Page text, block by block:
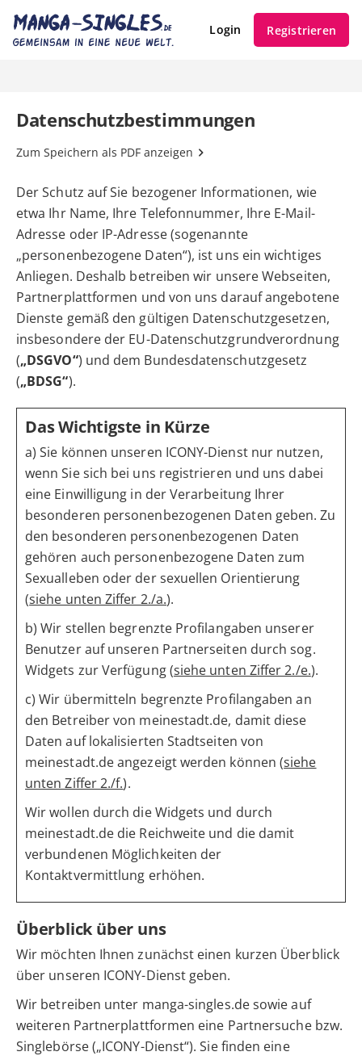
Login Registrieren
Datenschutzbestimmungen
Zum Speichern als PDF anzeigen
Der Schutz auf Sie bezogener Informationen, wie
etwa Ihr Name, Ihre Telefonnummer, Ihre E-Mail-
Adresse oder IP-Adresse (sogenannte
„personenbezogene Daten“), ist uns ein wichtiges
Anliegen. Deshalb betreiben wir unsere Webseiten,
Partnerplattformen und von uns darauf angebotene
Dienste gemäß den gültigen Datenschutzgesetzen,
insbesondere der EU-Datenschutzgrundverordnung
(„DSGVO“) und dem Bundesdatenschutzgesetz
(„BDSG“).
Das Wichtigste in Kürze
a) Sie können unseren ICONY-Dienst nur nutzen,
wenn Sie sich bei uns registrieren und uns dabei
eine Einwilligung in der Verarbeitung Ihrer
besonderen personenbezogenen Daten geben. Zu
den besonderen personenbezogenen Daten
gehören auch personenbezogene Daten zum
Sexualleben oder der sexuellen Orientierung
(siehe unten Ziffer 2./a.).
b) Wir stellen begrenzte Profilangaben unserer
Benutzer auf unseren Partnerseiten durch sog.
Widgets zur Verfügung (siehe unten Ziffer 2./e.).
c) Wir übermitteln begrenzte Profilangaben an
den Betreiber von meinestadt.de, damit diese
Daten auf lokalisierten Stadtseiten von
meinestadt.de angezeigt werden können (siehe
unten Ziffer 2./f.).
Wir wollen durch die Widgets und durch
meinestadt.de die Reichweite und die damit
verbundenen Möglichkeiten der
Kontaktvermittlung erhöhen.
Überblick über uns
Wir möchten Ihnen zunächst einen kurzen Überblick
über unseren ICONY-Dienst geben.
Wir betreiben unter manga-singles.de sowie auf
weiteren Partnerplattformen eine Partnersuche bzw.
Singlebörse („ICONY-Dienst“). Sie finden eine